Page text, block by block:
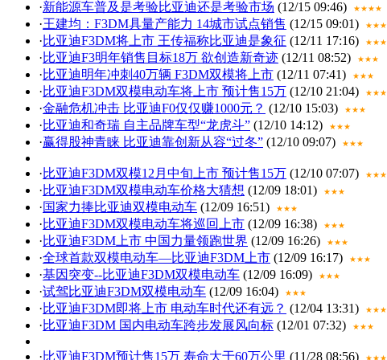
·新能源车普及是考验比亚迪还是考验市场 (12/15 09:46) ★★★★
·王建均：F3DM具量产能力 14城市试点销售 (12/15 09:01) ★★★
·比亚迪F3DM将上市 王传福称比亚迪是象征 (12/11 17:16) ★★★
·比亚迪F3明年销售目标18万 欲创造新奇迹 (12/11 08:52) ★★★
·比亚迪明年冲刺40万辆 F3DM双模将上市 (12/11 07:41) ★★★
·比亚迪F3DM双模电动车将上市 预计售15万 (12/10 21:04) ★★★
·金融危机冲击 比亚迪F0仅仅赚1000元？ (12/10 15:03) ★★★
·比亚迪和奇瑞 自主品牌车型“龙虎斗” (12/10 14:12) ★★★
·赢得股神青睐 比亚迪靠创新从容“过冬” (12/10 09:07) ★★★
·比亚迪F3DM双模12月中旬上市 预计售15万 (12/10 07:07) ★★★
·比亚迪F3DM双模电动车价格大猜想 (12/09 18:01) ★★★
·国家力捧比亚迪双模电动车 (12/09 16:51) ★★★
·比亚迪F3DM双模电动车将巡回上市 (12/09 16:38) ★★★
·比亚迪F3DM上市 中国力量领跑世界 (12/09 16:26) ★★★
·全球首款双模电动车—比亚迪F3DM上市 (12/09 16:17) ★★★
·基因突变--比亚迪F3DM双模电动车 (12/09 16:09) ★★★
·试驾比亚迪F3DM双模电动车 (12/09 16:04) ★★★
·比亚迪F3DM即将上市 电动车时代还有远？ (12/04 13:31) ★★★
·比亚迪F3DM 国内电动车跨步发展风向标 (12/01 07:32) ★★★
·比亚迪F3DM预计售15万 寿命大于60万公里 (11/28 08:56) ★★★